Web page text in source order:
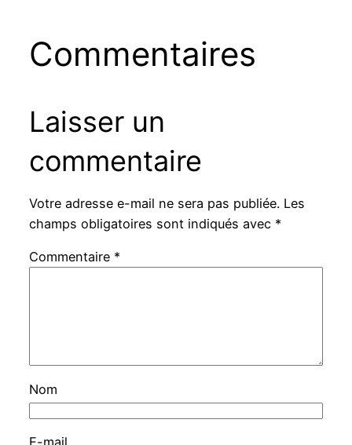
Commentaires
Laisser un
commentaire
Votre adresse e-mail ne sera pas publiée. Les
champs obligatoires sont indiqués avec *
Commentaire *
Nom
E-mail